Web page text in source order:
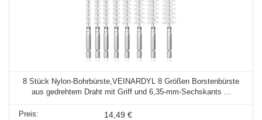
8 Stück Nylon-Bohrbürste,VEINARDYL 8 Größen Borstenbürste
aus gedrehtem Draht mit Griff und 6,35-mm-Sechskants ...
14,49 €